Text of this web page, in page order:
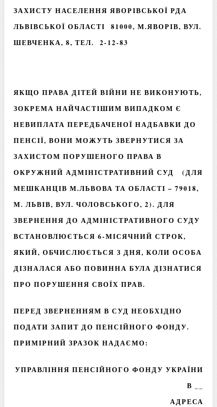
ЗАХИСТУ НАСЕЛЕННЯ ЯВОРІВСЬКОЇ РДА
ЛЬВІВСЬКОЇ ОБЛАСТІ 81000, М.ЯВОРІВ, ВУЛ.
ШЕВЧЕНКА, 8, ТЕЛ. 2-12-83
ЯКЩО ПРАВА ДІТЕЙ ВІЙНИ НЕ ВИКОНУЮТЬ,
ЗОКРЕМА НАЙЧАСТІШИМ ВИПАДКОМ Є
НЕВИПЛАТА ПЕРЕДБАЧЕНОЇ НАДБАВКИ ДО
ПЕНСІЇ, ВОНИ МОЖУТЬ ЗВЕРНУТИСЯ ЗА
ЗАХИСТОМ ПОРУШЕНОГО ПРАВА В
ОКРУЖНИЙ АДМІНІСТРАТИВНИЙ СУД (ДЛЯ
МЕШКАНЦІВ М.ЛЬВОВА ТА ОБЛАСТІ – 79018,
М. ЛЬВІВ, ВУЛ. ЧОЛОВСЬКОГО, 2). ДЛЯ
ЗВЕРНЕННЯ ДО АДМІНІСТРАТИВНОГО СУДУ
ВСТАНОВЛЮЄТЬСЯ 6-МІСЯЧНИЙ СТРОК,
ЯКИЙ, ОБЧИСЛЮЄТЬСЯ З ДНЯ, КОЛИ ОСОБА
ДІЗНАЛАСЯ АБО ПОВИННА БУЛА ДІЗНАТИСЯ
ПРО ПОРУШЕННЯ СВОЇХ ПРАВ.
ПЕРЕД ЗВЕРНЕННЯМ В СУД НЕОБХІДНО
ПОДАТИ ЗАПИТ ДО ПЕНСІЙНОГО ФОНДУ.
ПРИМІРНИЙ ЗРАЗОК НАДАЄМО:
УПРАВЛІННЯ ПЕНСІЙНОГО ФОНДУ УКРАЇНИ
В __
АДРЕСА